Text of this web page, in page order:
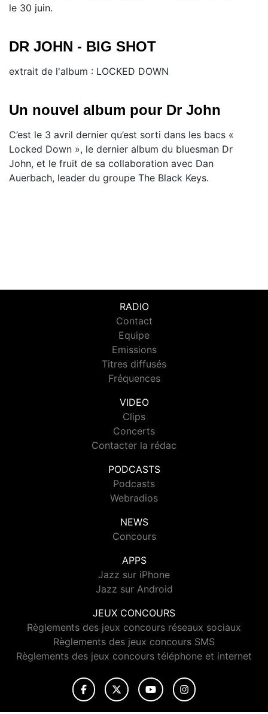
le 30 juin.
DR JOHN - BIG SHOT
extrait de l'album : LOCKED DOWN
Un nouvel album pour Dr John
C’est le 3 avril dernier qu’est sorti dans les bacs «
Locked Down », le dernier album du bluesman Dr
John, et le fruit de sa collaboration avec Dan
Auerbach, leader du groupe The Black Keys.
RADIO
Contact
Equipe
Emissions
Titres diffusés
Fréquences
VIDEO
Clips
Concerts
Contacter la rédac
PODCASTS
Podcasts
Webradios
NEWS
Concours
APPS
Jazz sur iPhone
Jazz sur Android
JEUX CONCOURS
Règlements des jeux concours réseaux sociaux
Règlements des jeux concours SMS
Règlements des jeux concours téléphone et internet